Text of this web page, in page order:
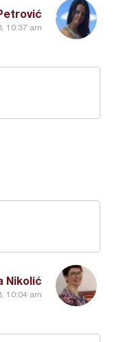
10:37 am
Nikolić
10:04 am